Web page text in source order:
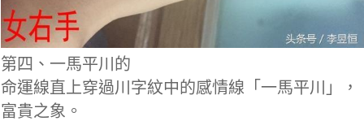
第四、一馬平川的
命運線直上穿過川字紋中的感情線「一馬平川」，
富貴之象。